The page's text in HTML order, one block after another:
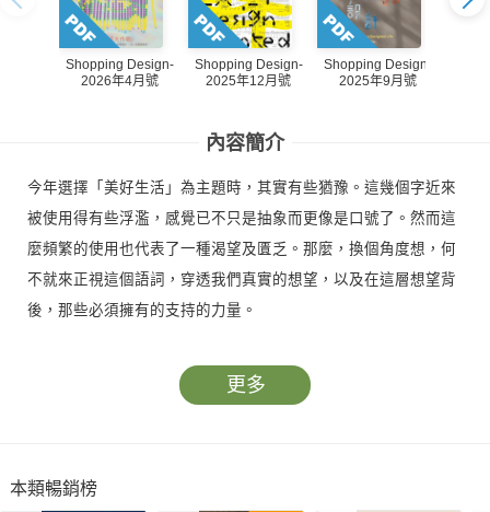
Shopping Design-
2026年4月號
Shopping Design-
2025年12月號
Shopping Design-
2025年9月號
內容簡介
今年選擇「美好生活」為主題時，其實有些猶豫。這幾個字近來
被使用得有些浮濫，感覺已不只是抽象而更像是口號了。然而這
麼頻繁的使用也代表了一種渴望及匱乏。那麼，換個角度想，何
不就來正視這個語詞，穿透我們真實的想望，以及在這層想望背
後，那些必須擁有的支持的力量。
更多
本類暢銷榜